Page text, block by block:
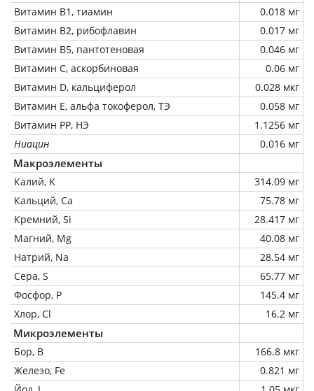
Витамин В1, тиамин
0.018 мг
Витамин В2, рибофлавин
0.017 мг
Витамин В5, пантотеновая
0.046 мг
Витамин C, аскорбиновая
0.06 мг
Витамин D, кальциферол
0.028 мкг
Витамин Е, альфа токоферол, ТЭ
0.058 мг
Витамин РР, НЭ
1.1256 мг
Ниацин
0.016 мг
Макроэлементы
Калий, K
314.09 мг
Кальций, Ca
75.78 мг
Кремний, Si
28.417 мг
Магний, Mg
40.08 мг
Натрий, Na
28.54 мг
Сера, S
65.77 мг
Фосфор, P
145.4 мг
Хлор, Cl
16.2 мг
Микроэлементы
Бор, B
166.8 мкг
Железо, Fe
0.821 мг